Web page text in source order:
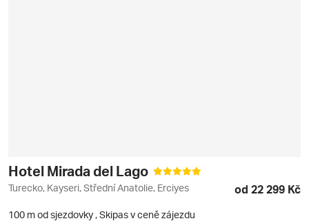
Hotel Mirada del Lago
Turecko, Kayseri, Střední Anatolie, Erciyes od 22 299 Kč
100 m od sjezdovky ,Skipas v ceně zájezdu